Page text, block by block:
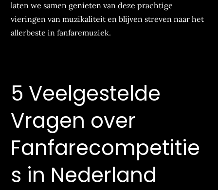
laten we samen genieten van deze prachtige
vieringen van muzikaliteit en blijven streven naar het
allerbeste in fanfaremuziek.
5 Veelgestelde
Vragen over
Fanfarecompetitie
s in Nederland